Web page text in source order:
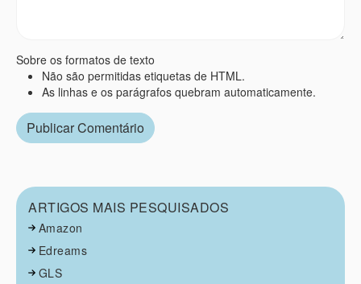
Sobre os formatos de texto
Não são permitidas etiquetas de HTML.
As linhas e os parágrafos quebram automaticamente.
ARTIGOS MAIS PESQUISADOS
Amazon
Edreams
GLS